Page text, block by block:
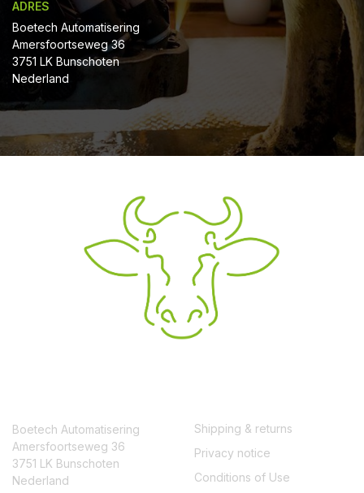
ADRES
Boetech Automatisering
Amersfoortseweg 36
3751 LK Bunschoten
Nederland
Boetech Automatisering
Amersfoortseweg 36
3751 LK Bunschoten
Nederland
Shipping & returns
Privacy notice
Conditions of Use